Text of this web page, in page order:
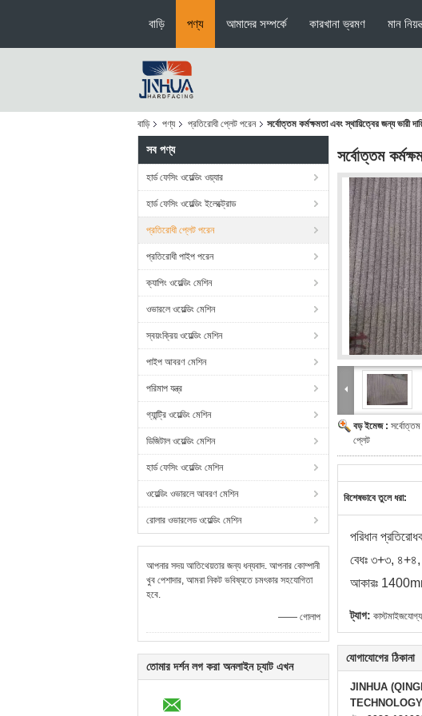
বাড়ি পণ্য আমাদের সম্পর্কে কারখানা ভ্রমণ মান
বাড়ি পণ্য প্রতিরোধী প্লেট পরেন সর্বোত্তম কর্মক্ষমতা এবং স্থায়িত্বের জন্য ভারী
সব পণ্য
হার্ড ফেসিং ওয়েল্ডিং ওয়্যার
হার্ড ফেসিং ওয়েল্ডিং ইলেক্ট্রোড
প্রতিরোধী প্লেট পরেন
প্রতিরোধী পাইপ পরেন
ক্যাপিং ওয়েল্ডিং মেশিন
ওভারলে ওয়েল্ডিং মেশিন
স্বয়ংক্রিয় ওয়েল্ডিং মেশিন
পাইপ আবরণ মেশিন
পরিমাপ যন্ত্র
গ্যান্ট্রি ওয়েল্ডিং মেশিন
ডিজিটাল ওয়েল্ডিং মেশিন
হার্ড ফেসিং ওয়েল্ডিং মেশিন
ওয়েল্ডিং ওভারলে আবরণ মেশিন
রোলার ওভারলেড ওয়েল্ডিং মেশিন
আপনার সদয় আতিথেয়তার জন্য ধন্যবাদ. আপনার কোম্পানী
খুব পেশাদার, আমরা নিকট ভবিষ্যতে চমৎকার সহযোগিতা
হবে.
—— গোলাপ
তোমার দর্শন লগ করা অনলাইন চ্যাট এখন
সর্বোত্তম
বড় ইমেজ : সর্বোত্তম
প্লেট
বিশেষভাবে তুলে ধরা:
পরিধান
বেধঃ ৩+৩,
আকারঃ
ট্যাগ:
যোগাযোগের ঠিকানা
JINHUA